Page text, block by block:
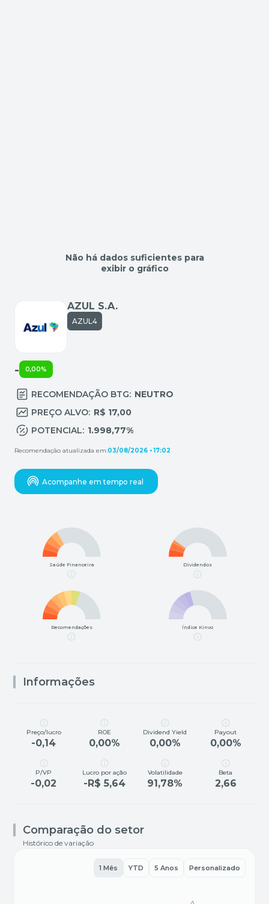
Não há dados suficientes para
exibir o gráfico
AZUL S.A.
AZUL4
Acompanhe em tempo real
- 0,00%
RECOMENDAÇÃO BTG: NEUTRO
PREÇO ALVO: R$ 17,00
POTENCIAL: 1.998,77%
Recomendação atualizada em:03/08/2026 • 17:02
Saúde Financeira Dividendos
Recomendações Índice Kinvo
Informações
Preço/lucro
-0,14
ROE
0,00%
Dividend Yield
0,00%
Payout
0,00%
P/VP
-0,02
Lucro por ação
-R$ 5,64
Volatilidade
91,78%
Beta
2,66
Comparação do setor
Histórico de variação
1 Mês YTD 5 Anos Personalizado